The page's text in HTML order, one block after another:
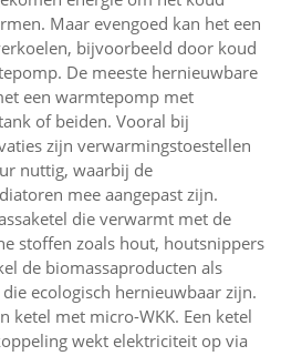
Maar evengoed kan het een
bijvoorbeeld door koud
De meeste hernieuwbare
een warmtepomp met
of beiden. Vooral bij
zijn verwarmingstoestellen
nuttig, waarbij de
mee aangepast zijn.
die verwarmt met de
stoffen zoals hout, houtsnippers
de biomassaproducten als
ecologisch hernieuwbaar zijn.
ketel met micro-WKK. Een ketel
wekt elektriciteit op via